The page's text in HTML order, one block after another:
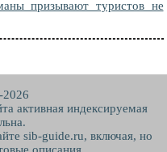
призывают туристов не
активная индексируемая
sib-guide.ru, включая, но